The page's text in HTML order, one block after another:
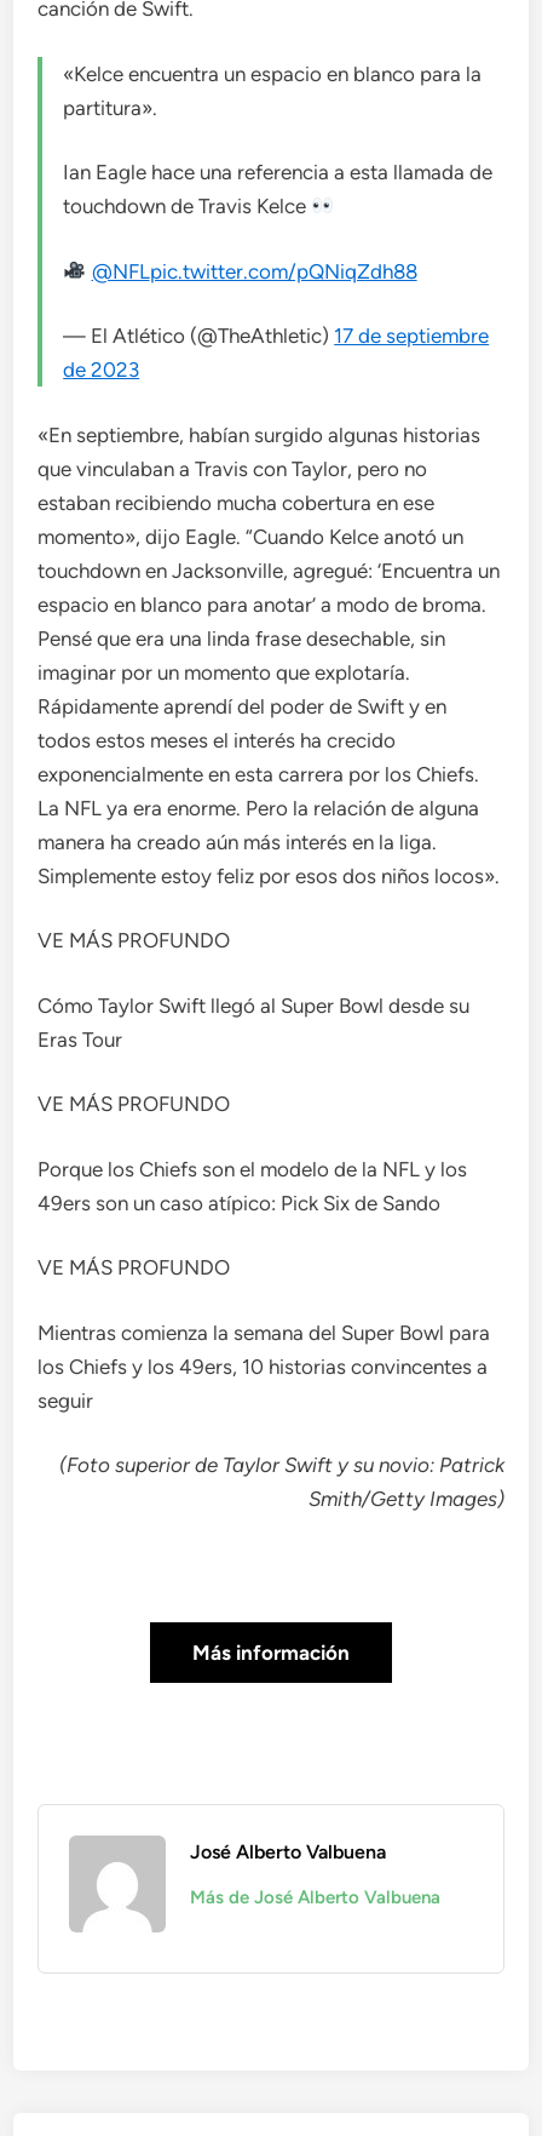
canción de Swift.
«Kelce encuentra un espacio en blanco para la
partitura».
Ian Eagle hace una referencia a esta llamada de
touchdown de Travis Kelce
@NFLpic.twitter.com/pQNiqZdh88
— El Atlético (@TheAthletic) 17 de septiembre
de 2023
«En septiembre, habían surgido algunas historias
que vinculaban a Travis con Taylor, pero no
estaban recibiendo mucha cobertura en ese
momento», dijo Eagle. “Cuando Kelce anotó un
touchdown en Jacksonville, agregué: ‘Encuentra un
espacio en blanco para anotar’ a modo de broma.
Pensé que era una linda frase desechable, sin
imaginar por un momento que explotaría.
Rápidamente aprendí del poder de Swift y en
todos estos meses el interés ha crecido
exponencialmente en esta carrera por los Chiefs.
La NFL ya era enorme. Pero la relación de alguna
manera ha creado aún más interés en la liga.
Simplemente estoy feliz por esos dos niños locos».
VE MÁS PROFUNDO
Cómo Taylor Swift llegó al Super Bowl desde su
Eras Tour
VE MÁS PROFUNDO
Porque los Chiefs son el modelo de la NFL y los
49ers son un caso atípico: Pick Six de Sando
VE MÁS PROFUNDO
Mientras comienza la semana del Super Bowl para
los Chiefs y los 49ers, 10 historias convincentes a
seguir
(Foto superior de Taylor Swift y su novio: Patrick
Smith/Getty Images)
Más información
José Alberto Valbuena
Más de José Alberto Valbuena